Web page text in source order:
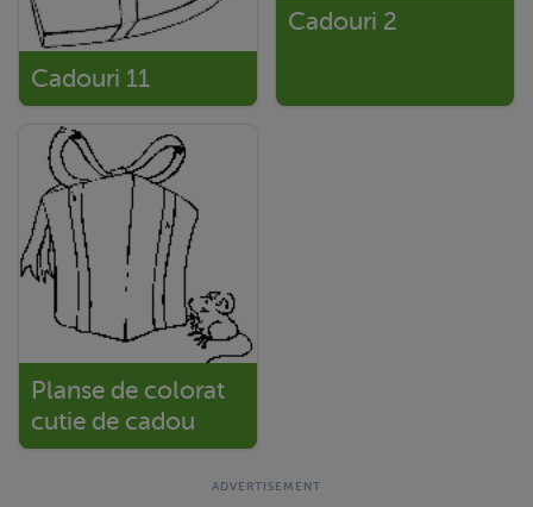
Cadouri 11
Cadouri 2
Planse de colorat
cutie de cadou